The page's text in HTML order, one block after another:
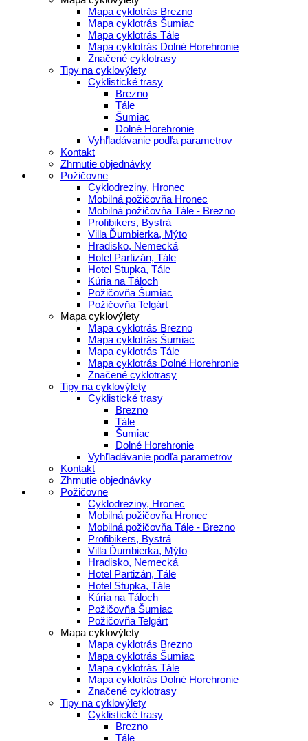
Mapa cyklotrás Brezno
Mapa cyklotrás Šumiac
Mapa cyklotrás Tále
Mapa cyklotrás Dolné Horehronie
Značené cyklotrasy
Tipy na cyklovýlety
Cyklistické trasy
Brezno
Tále
Šumiac
Dolné Horehronie
Vyhľladávanie podľa parametrov
Kontakt
Zhrnutie objednávky
Požičovne
Cyklodreziny, Hronec
Mobilná požičovňa Hronec
Mobilná požičovňa Tále - Brezno
Profibikers, Bystrá
Villa Ďumbierka, Mýto
Hradisko, Nemecká
Hotel Partizán, Tále
Hotel Stupka, Tále
Kúria na Táloch
Požičovňa Šumiac
Požičovňa Telgárt
Mapa cyklovýlety
Mapa cyklotrás Brezno
Mapa cyklotrás Šumiac
Mapa cyklotrás Tále
Mapa cyklotrás Dolné Horehronie
Značené cyklotrasy
Tipy na cyklovýlety
Cyklistické trasy
Brezno
Tále
Šumiac
Dolné Horehronie
Vyhľladávanie podľa parametrov
Kontakt
Zhrnutie objednávky
Požičovne
Cyklodreziny, Hronec
Mobilná požičovňa Hronec
Mobilná požičovňa Tále - Brezno
Profibikers, Bystrá
Villa Ďumbierka, Mýto
Hradisko, Nemecká
Hotel Partizán, Tále
Hotel Stupka, Tále
Kúria na Táloch
Požičovňa Šumiac
Požičovňa Telgárt
Mapa cyklovýlety
Mapa cyklotrás Brezno
Mapa cyklotrás Šumiac
Mapa cyklotrás Tále
Mapa cyklotrás Dolné Horehronie
Značené cyklotrasy
Tipy na cyklovýlety
Cyklistické trasy
Brezno
Tále